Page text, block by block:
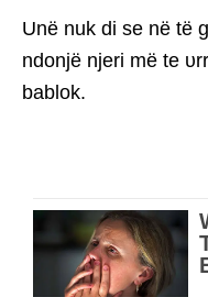
Unë nuk di se në të
ndonjë njeri më te
bablok.